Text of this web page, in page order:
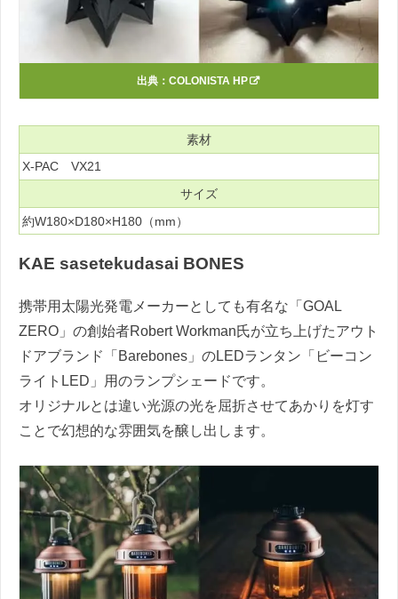
出典： COLONISTA HP
素材
X-PAC VX21
サイズ
約W180×D180×H180（mm）
KAE sasetekudasai BONES
携帯用太陽光発電メーカーとしても有名な「GOAL
ZERO」の創始者Robert Workman氏が立ち上げたアウト
ドアブランド「Barebones」のLEDランタン「ビーコン
ライトLED」用のランプシェードです。
オリジナルとは違い光源の光を屈折させてあかりを灯す
ことで幻想的な雰囲気を醸し出します。